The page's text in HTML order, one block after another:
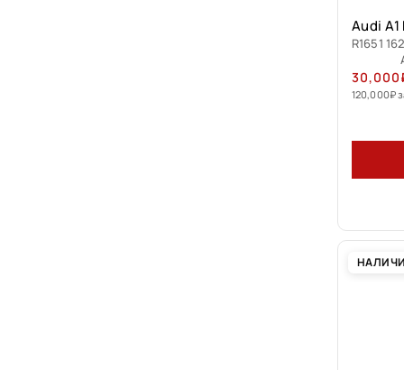
Audi A1
R1651
30,000
120,000₽